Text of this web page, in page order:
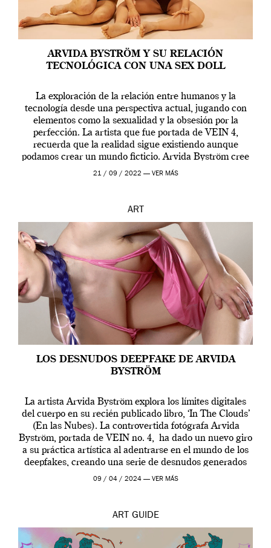
ARVIDA BYSTRÖM Y SU RELACIÓN
TECNOLÓGICA CON UNA SEX DOLL
La exploración de la relación entre humanos y la
tecnología desde una perspectiva actual, jugando con
elementos como la sexualidad y la obsesión por la
perfección. La artista que fue portada de VEIN 4,
recuerda que la realidad sigue existiendo aunque
podamos crear un mundo ficticio. Arvida Byström cree
que los humanos tienen un complejo […]
21 / 09 / 2022 — VER MÁS
ART
LOS DESNUDOS DEEPFAKE DE ARVIDA
BYSTRÖM
La artista Arvida Byström explora los límites digitales
del cuerpo en su recién publicado libro, ‘In The Clouds’
(En las Nubes). La controvertida fotógrafa Arvida
Byström, portada de VEIN no. 4, ha dado un nuevo giro
a su práctica artística al adentrarse en el mundo de los
deepfakes, creando una serie de desnudos generados
por […]
09 / 04 / 2024 — VER MÁS
ART GUIDE